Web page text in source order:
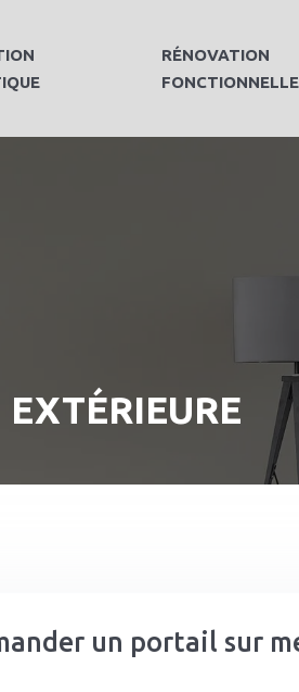
RÉNOVATION
FONCTIONNELLE
un portail sur